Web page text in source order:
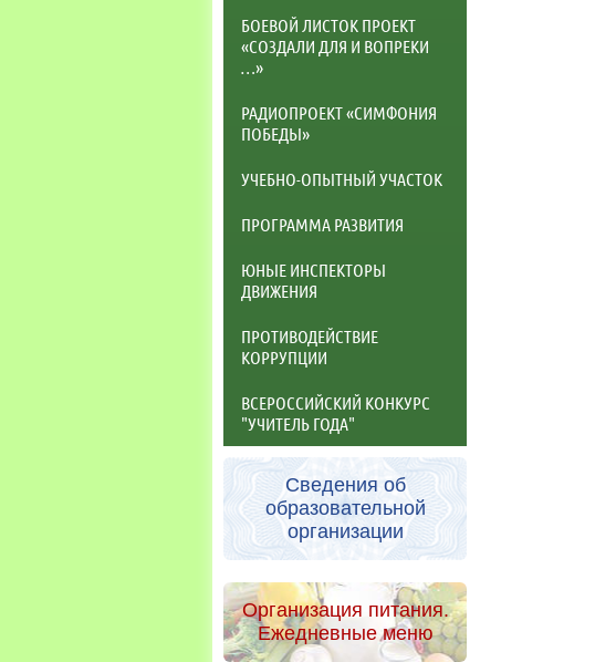
БОЕВОЙ ЛИСТОК ПРОЕКТ
«СОЗДАЛИ ДЛЯ И ВОПРЕКИ
…»
РАДИОПРОЕКТ «СИМФОНИЯ
ПОБЕДЫ»
УЧЕБНО-ОПЫТНЫЙ УЧАСТОК
ПРОГРАММА РАЗВИТИЯ
ЮНЫЕ ИНСПЕКТОРЫ
ДВИЖЕНИЯ
ПРОТИВОДЕЙСТВИЕ
КОРРУПЦИИ
ВСЕРОССИЙСКИЙ КОНКУРС
"УЧИТЕЛЬ ГОДА"
Сведения об
образовательной
организации
Организация питания.
Ежедневные меню